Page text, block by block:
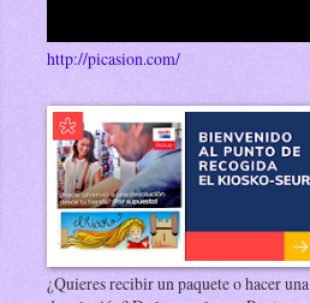
http://picasion.com/
¿Quieres recibir un paquete o hacer una